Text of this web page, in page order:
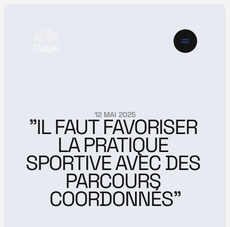
12 MAI 2025
"IL FAUT FAVORISER
LA PRATIQUE
SPORTIVE AVEC DES
PARCOURS
COORDONNÉS"